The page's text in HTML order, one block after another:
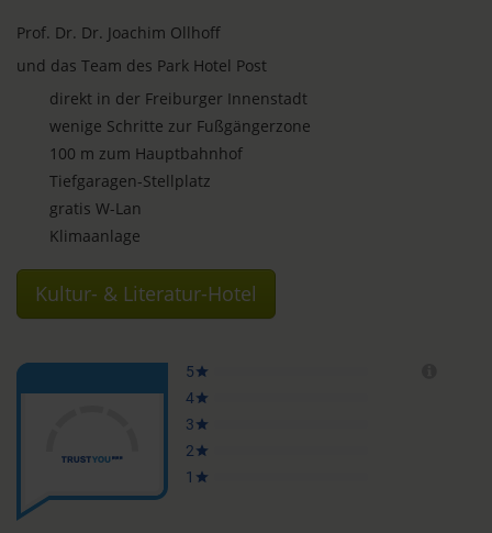
Prof. Dr. Dr. Joachim Ollhoff
und das Team des Park Hotel Post
direkt in der Freiburger Innenstadt
wenige Schritte zur Fußgängerzone
100 m zum Hauptbahnhof
Tiefgaragen-Stellplatz
gratis W-Lan
Klimaanlage
Kultur- & Literatur-Hotel